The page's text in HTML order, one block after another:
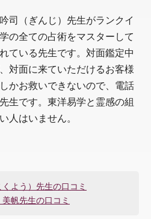
司（ぎんじ）先生がランクイ
の全ての占術をマスターして
ている先生です。対面鑑定中
対面に来ていただけるお客様
かお救いできないので、電話
生です。東洋易学と霊感の組
人はいません。
よう）先生の口コミ
帆先生の口コミ